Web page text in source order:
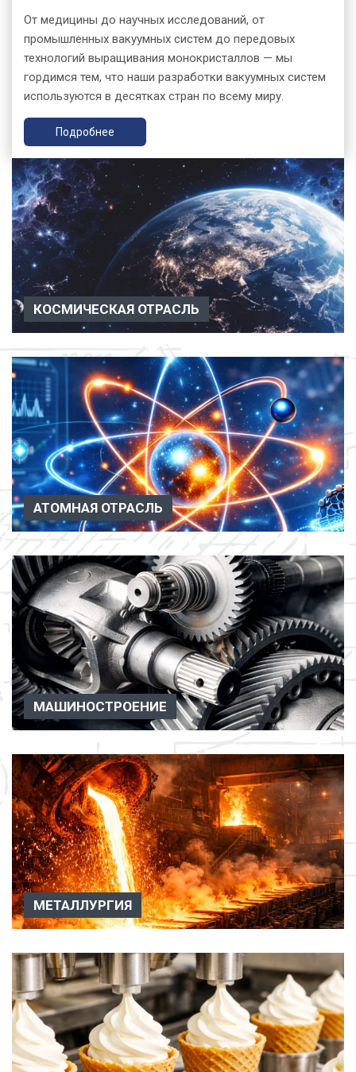
Заказать звонок
От медицины до научных исследований, от
промышленных вакуумных систем до передовых
технологий выращивания монокристаллов — мы
гордимся тем, что наши разработки вакуумных систем
используются в десятках стран по всему миру.
Подробнее
КОСМИЧЕСКАЯ ОТРАСЛЬ
Космическая отрасль Вакуумное оборудование применяется
АТОМНАЯ ОТРАСЛЬ
Атомная отрасль Вакуумное оборудование применяется в
МАШИНОСТРОЕНИЕ
Машиностроение Вакуумные насосы, агрегаты и системы
МЕТАЛЛУРГИЯ
Металлургия АО «Вакууммаш» имеет успешный опыт